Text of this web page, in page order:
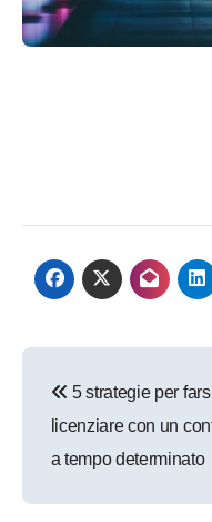
articoli
5 strategie per
licenziare con un
a tempo determinato